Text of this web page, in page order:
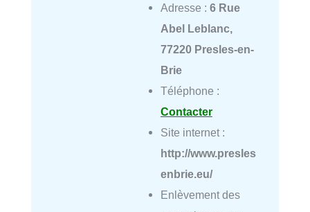
Adresse : 6 Rue
Abel Leblanc,
77220 Presles-en-
Brie
Téléphone :
Contacter
Site internet :
http://www.presles
enbrie.eu/
Enlèvement des